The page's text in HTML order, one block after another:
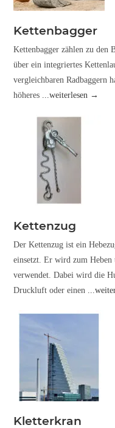
Kettenbagger
Kettenbagger zählen zu den
über ein integriertes
vergleichbaren Radbaggern
höheres ...weiterlesen →
Kettenzug
Der Kettenzug ist ein
einsetzt. Er wird zum Heben
verwendet. Dabei wird die
Druckluft oder einen
Kletterkran